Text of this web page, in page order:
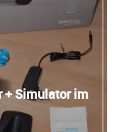
+ Simulator im